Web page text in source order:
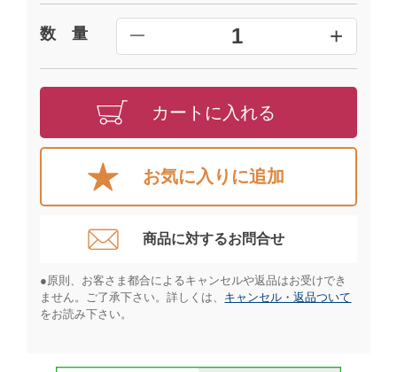
数 量 ━ 1 +
カートに入れる
お気に入りに追加
商品に対するお問合せ​
●原則、お客さま都合によるキャンセルや返品はお受けでき
ません。ご了承下さい。詳しくは、 キャンセル・返品ついて
をお読み下さい。​